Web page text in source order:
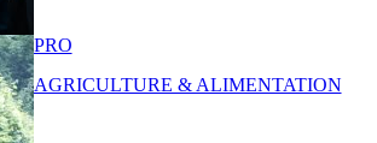
PRO
AGRICULTURE & ALIMENTATION